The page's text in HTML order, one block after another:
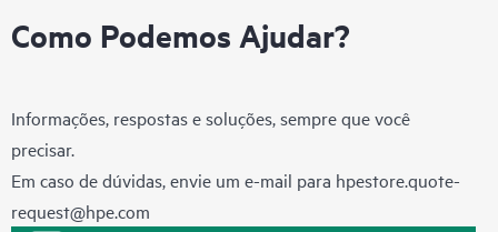
Como Podemos Ajudar?
Informações, respostas e soluções, sempre que você
precisar.
Em caso de dúvidas, envie um e-mail para hpestore.quote-
request@hpe.com